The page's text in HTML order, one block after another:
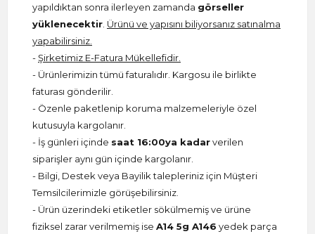
yapıldıktan sonra ilerleyen zamanda görseller
yüklenecektir Ürünü ve yapısını biliyorsanız satınalma
yapabilirsiniz.
-Şirketimiz E-Fatura Mükellefidir.
- Ürünlerimizin tümü faturalıdır. Kargosu ile birlikte
faturası gönderilir.
- Özenle paketlenip koruma malzemeleriyle özel
kutusuyla kargolanır.
- İş günleri içinde saat 16:00ya kadarverilen
siparişler aynı gün içinde kargolanır.
- Bilgi, Destek veya Bayilik talepleriniz için Müşteri
Temsilcilerimizle görüşebilirsiniz.
- Ürün üzerindeki etiketler sökülmemiş ve ürüne
fiziksel zarar verilmemiş ise A14 5g A146 yedek parça